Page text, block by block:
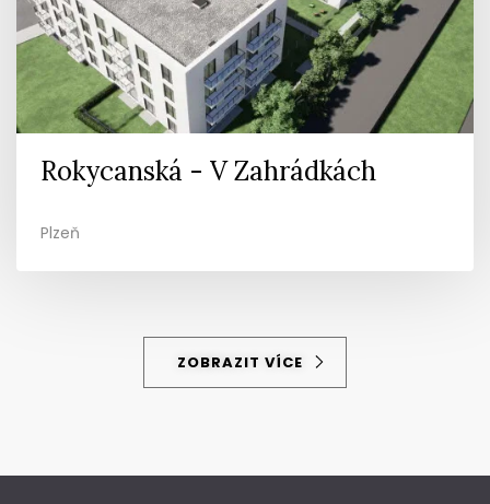
Rokycanská - V Zahrádkách
Plzeň
ZOBRAZIT VÍCE